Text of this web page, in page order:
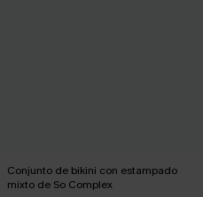
Conjunto de bikini con estampado
mixto de So Complex